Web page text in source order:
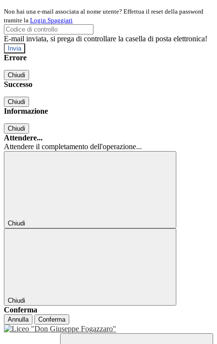
Non hai una e-mail associata al nome utente? Effettua il reset della password
tramite la Login Spaggiari
E-mail inviata, si prega di controllare la casella di posta elettronica!
Errore
Chiudi
Successo
Chiudi
Informazione
Chiudi
Attendere...
Attendere il completamento dell'operazione...
Chiudi
Chiudi
Conferma
Annulla Conferma